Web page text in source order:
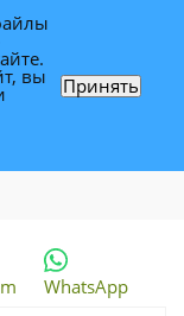
WhatsApp
вы Принять